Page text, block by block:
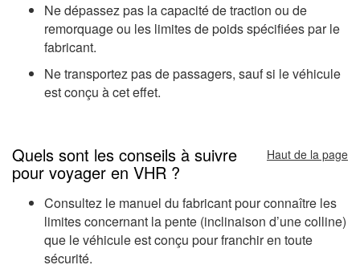
Ne dépassez pas la capacité de traction ou de
remorquage ou les limites de poids spécifiées par le
fabricant.
Ne transportez pas de passagers, sauf si le véhicule
est conçu à cet effet.
Quels sont les conseils à suivre
pour voyager en VHR ?
Haut de la page
Consultez le manuel du fabricant pour connaître les
limites concernant la pente (inclinaison d’une colline)
que le véhicule est conçu pour franchir en toute
sécurité.